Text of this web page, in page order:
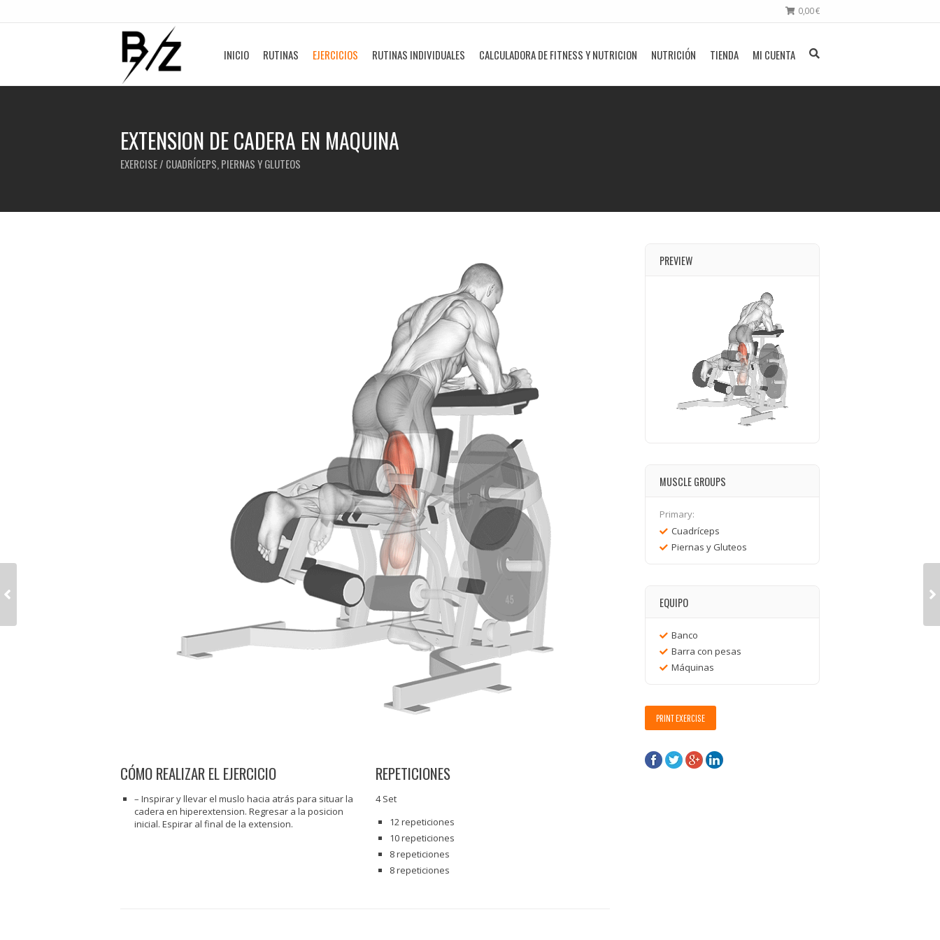
0,00€
INICIO RUTINAS EJERCICIOS RUTINAS INDIVIDUALES CALCULADORA DE FITNESS Y NUTRICION NUTRICIÓN TIENDA MI CUENTA
EXTENSION DE CADERA EN MAQUINA
EXERCISE / CUADRÍCEPS, PIERNAS Y GLUTEOS
CÓMO REALIZAR EL EJERCICIO
– Inspirar y llevar el muslo hacia atrás para situar la
cadera en hiperextension. Regresar a la posicion
inicial. Espirar al final de la extension.
REPETICIONES
4 Set
12 repeticiones
10 repeticiones
8 repeticiones
8 repeticiones
PREVIEW
MUSCLE GROUPS
Primary:
Cuadríceps
Piernas y Gluteos
EQUIPO
Banco
Barra con pesas
Máquinas
PRINT EXERCISE